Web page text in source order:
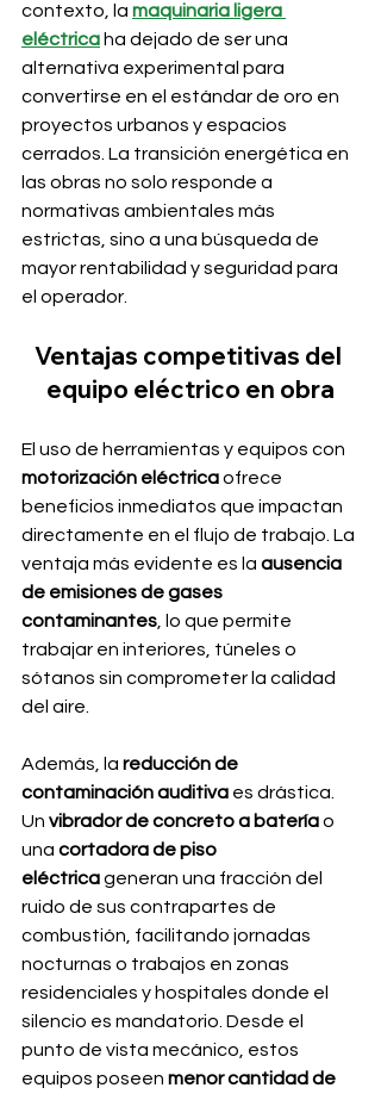
contexto, la maquinaria ligera
eléctrica ha dejado de ser una
alternativa experimental para
convertirse en el estándar de oro en
proyectos urbanos y espacios
cerrados. La transición energética en
las obras no solo responde a
normativas ambientales más
estrictas, sino a una búsqueda de
mayor rentabilidad y seguridad para
el operador.
Ventajas competitivas del
equipo eléctrico en obra
El uso de herramientas y equipos con
motorización eléctrica ofrece
beneficios inmediatos que impactan
directamente en el flujo de trabajo. La
ventaja más evidente es la ausencia
de emisiones de gases
contaminantes , lo que permite
trabajar en interiores, túneles o
sótanos sin comprometer la calidad
del aire.
Además, la reducción de
contaminación auditiva es drástica.
Un vibrador de concreto a batería o
una cortadora de piso
eléctrica generan una fracción del
ruido de sus contrapartes de
combustión, facilitando jornadas
nocturnas o trabajos en zonas
residenciales y hospitales donde el
silencio es mandatorio. Desde el
punto de vista mecánico, estos
equipos poseen menor cantidad de